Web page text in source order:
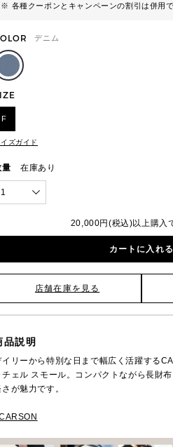
※ 各種クーポンとキャンペーンの割引は併用
デニム
F
ズガイド
量 在庫あり
1
20,000円(税込)以上購入
カートに入れる
店舗在庫を見る
品説明
イリーから特別な日まで幅広く活躍する
チェル スモール。コンパクトながら長財
さが魅力です。